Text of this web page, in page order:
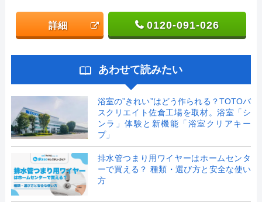
詳細 0120-091-026
あわせて読みたい
浴室の”きれい”はどう作られる？TOTOバ
スクリエイト佐倉工場を取材。浴室「シ
ンラ」体験と新機能「浴室クリアキー
プ」
排水管つまり用ワイヤーはホームセンタ
ーで買える？ 種類・選び方と安全な使い
方